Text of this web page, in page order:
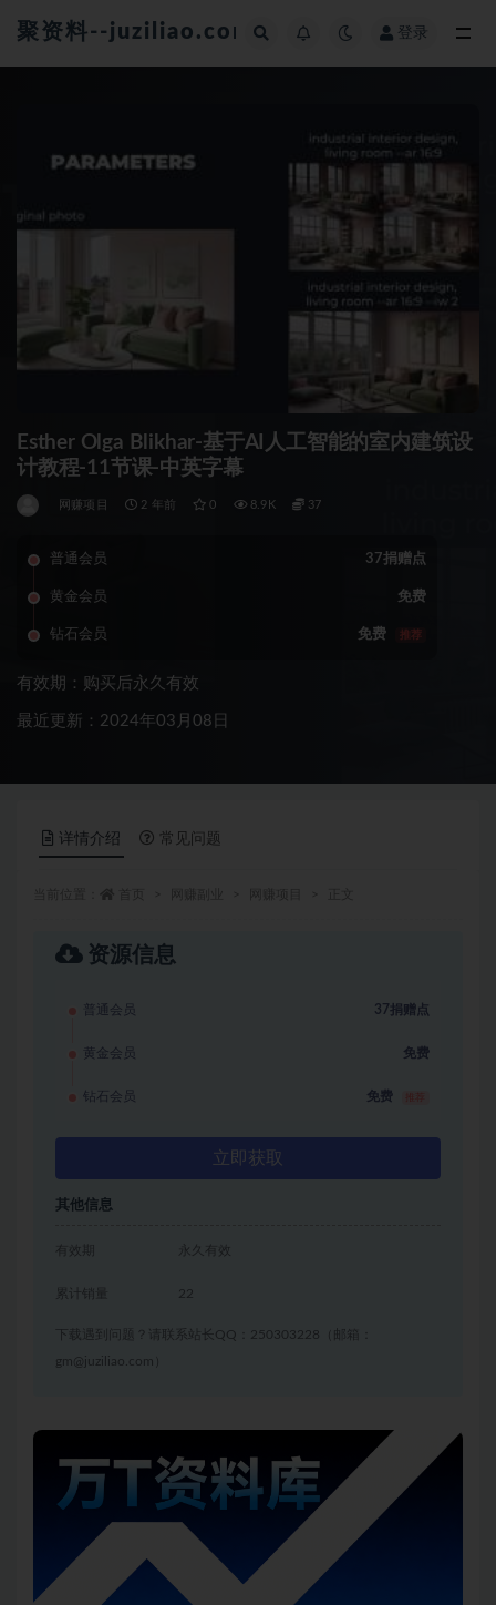
聚资料--juziliao.com--全网资料整合平台
登录
Esther Olga Blikhar-基于AI人工智能的室内建筑设
计教程-11节课-中英字幕
网赚项目 2 年前 0 8.9K 37
普通会员 37捐赠点
黄金会员 免费
钻石会员 免费 推荐
有效期：购买后永久有效
最近更新：2024年03月08日
详情介绍 常见问题
资源信息
普通会员 37捐赠点
黄金会员 免费
钻石会员 免费
立即获取
其他信息
有效期 永久有效
累计销量 22
下载遇到问题？请联系站长QQ：250303228（邮箱：
gm@juziliao.com）